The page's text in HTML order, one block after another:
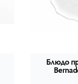
Блюдо